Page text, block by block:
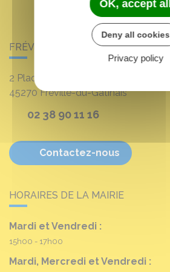
FRÉVILLE-DU-GÂTINAIS
2 Place Louis Croum
45270Fréville-du-Gâtinais
02 38 90 11 16
Contactez-nous
HORAIRES DE LA MAIRIE
Mardi et Vendredi :
15h00 - 17h00
Mardi, Mercredi et Vendredi :
OK, accept all
Deny all cookies
Privacy policy